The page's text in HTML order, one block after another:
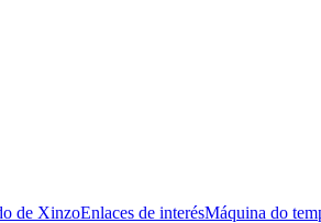
de XinzoEnlaces de interésMáquina do